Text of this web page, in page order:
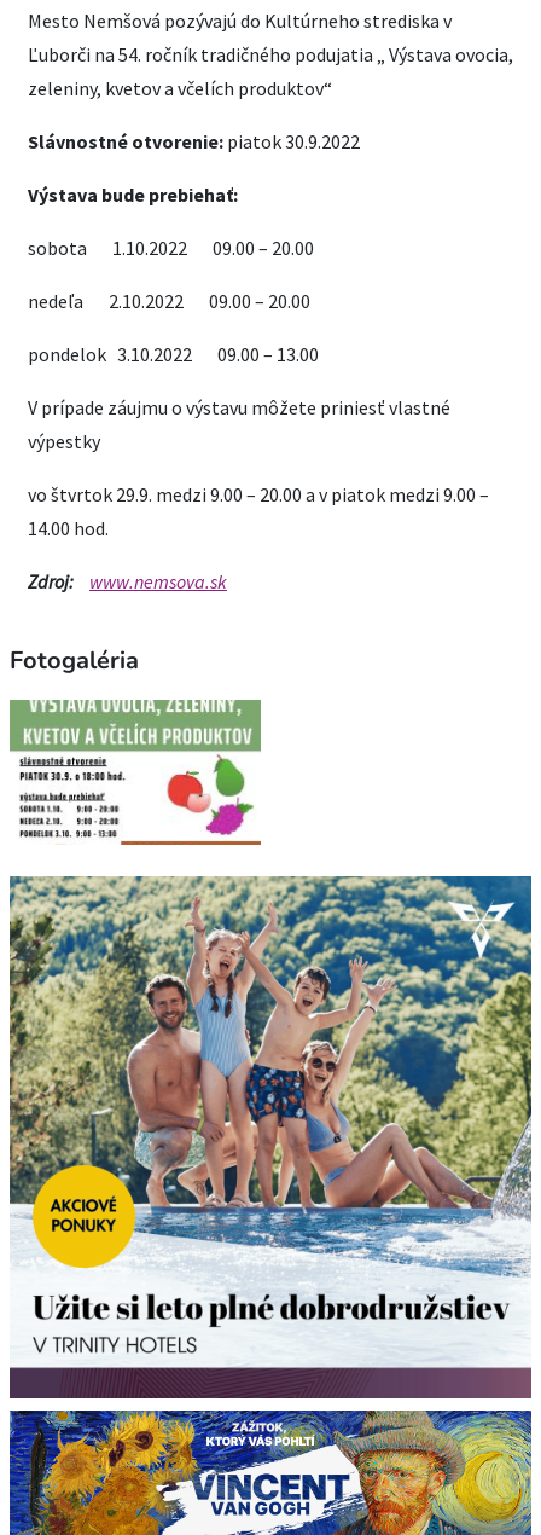
Mesto Nemšová pozývajú do Kultúrneho strediska v
Ľuborči na 54. ročník tradičného podujatia „ Výstava ovocia,
zeleniny, kvetov a včelích produktov“
Slávnostné otvorenie: piatok 30.9.2022
Výstava bude prebiehať:
sobota 1.10.2022 09.00 – 20.00
nedeľa 2.10.2022 09.00 – 20.00
pondelok 3.10.2022 09.00 – 13.00
V prípade záujmu o výstavu môžete priniesť vlastné
výpestky
vo štvrtok 29.9. medzi 9.00 – 20.00 a v piatok medzi 9.00 –
14.00 hod.
Zdroj: www.nemsova.sk
Fotogaléria